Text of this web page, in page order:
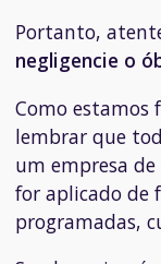
Portanto,
negligencie o
Como estamos
lembrar que
um empresa de
for aplicado de
programadas,